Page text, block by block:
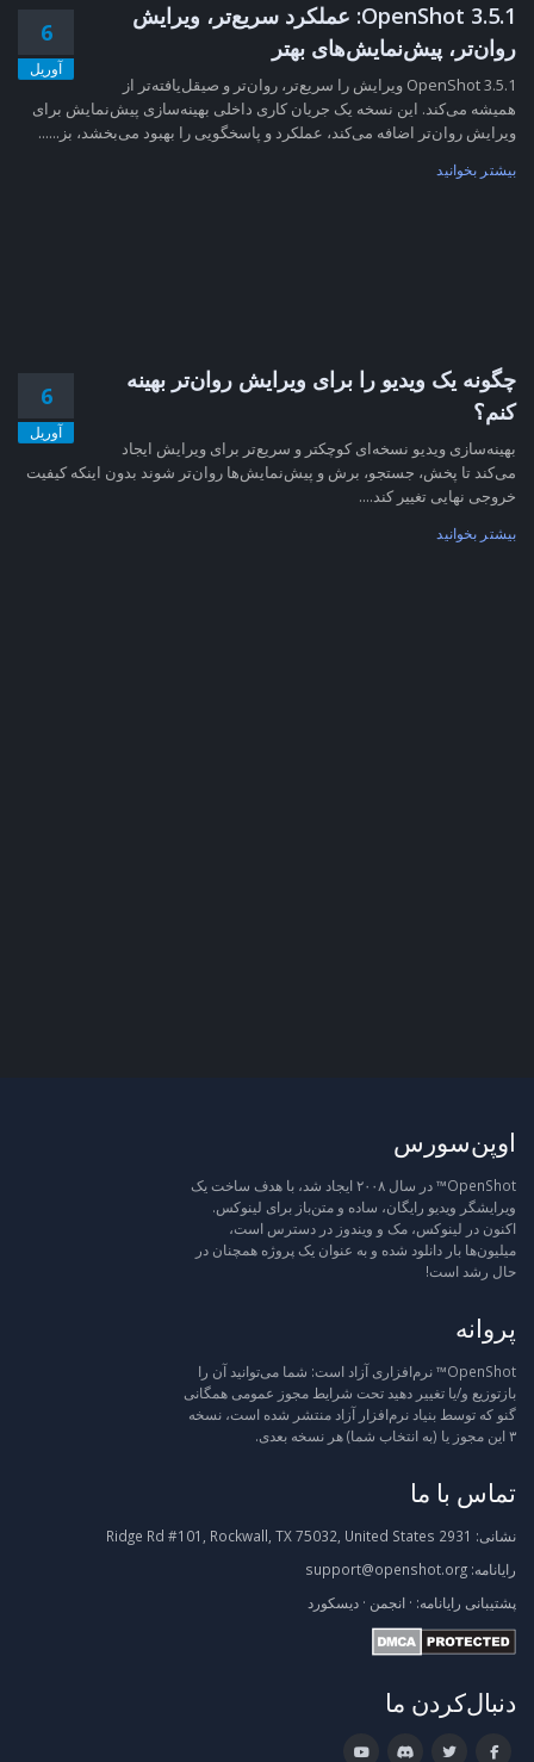
6
آوریل
OpenShot 3.5.1: عملکرد سریع‌تر، ویرایش
روان‌تر، پیش‌نمایش‌های بهتر
OpenShot 3.5.1 ویرایش را سریع‌تر، روان‌تر و صیقل‌یافته‌تر از
همیشه می‌کند. این نسخه یک جریان کاری داخلی بهینه‌سازی پیش‌نمایش برای
ویرایش روان‌تر اضافه می‌کند، عملکرد و پاسخگویی را بهبود می‌بخشد، بز......
بیشتر بخوانید
6
آوریل
چگونه یک ویدیو را برای ویرایش روان‌تر بهینه
کنم؟
بهینه‌سازی ویدیو نسخه‌ای کوچکتر و سریع‌تر برای ویرایش ایجاد
می‌کند تا پخش، جستجو، برش و پیش‌نمایش‌ها روان‌تر شوند بدون اینکه کیفیت
خروجی نهایی تغییر کند....
بیشتر بخوانید
اوپن‌سورس
OpenShot™ در سال ۲۰۰۸ ایجاد شد، با هدف ساخت یک
ویرایشگر ویدیو رایگان، ساده و متن‌باز برای لینوکس.
اکنون در لینوکس، مک و ویندوز در دسترس است،
میلیون‌ها بار دانلود شده و به عنوان یک پروژه همچنان در
حال رشد است!
پروانه
OpenShot™ نرم‌افزاری آزاد است: شما می‌توانید آن را
بازتوزیع و/یا تغییر دهید تحت شرایط مجوز عمومی همگانی
گنو که توسط بنیاد نرم‌افزار آزاد منتشر شده است، نسخه
۳ این مجوز یا (به انتخاب شما) هر نسخه بعدی.
تماس با ما
نشانی:
رایانامه: support@openshot.org
پشتیبانی رایانامه: · انجمن · دیسکورد
دنبال‌کردن ما